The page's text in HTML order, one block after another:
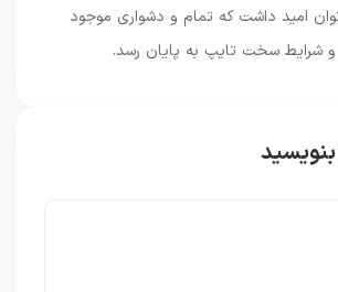
داشت که تمام و دشواری موجود
سخت تایپ به پایان رسد.